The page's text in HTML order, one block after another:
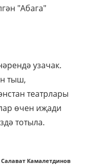
"Абага"
узачак.
тыш,
театрлары
өчен иҗади
тотыла.
Камалетдинов